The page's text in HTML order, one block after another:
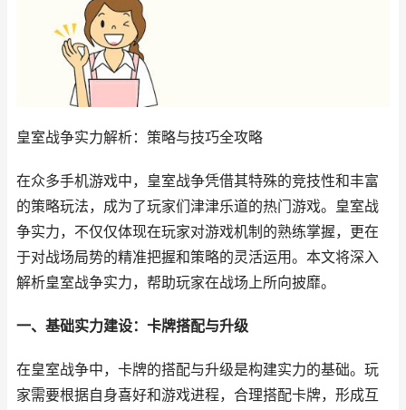
皇室战争实力解析：策略与技巧全攻略
在众多手机游戏中，皇室战争凭借其特殊的竞技性和丰富
的策略玩法，成为了玩家们津津乐道的热门游戏。皇室战
争实力，不仅仅体现在玩家对游戏机制的熟练掌握，更在
于对战场局势的精准把握和策略的灵活运用。本文将深入
解析皇室战争实力，帮助玩家在战场上所向披靡。
一、基础实力建设：卡牌搭配与升级
在皇室战争中，卡牌的搭配与升级是构建实力的基础。玩
家需要根据自身喜好和游戏进程，合理搭配卡牌，形成互